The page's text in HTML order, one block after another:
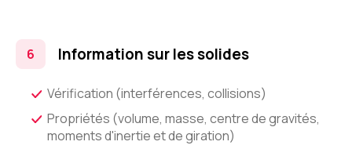
Information sur les solides
Vérification (interférences, collisions)
Propriétés (volume, masse, centre de gravités,
moments d'inertie et de giration)